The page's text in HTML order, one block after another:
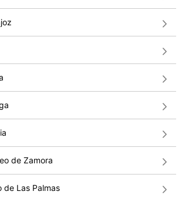
de Zamora
de Las Palmas